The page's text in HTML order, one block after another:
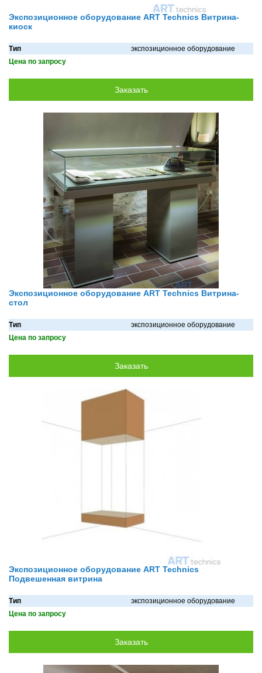
Экспозиционное оборудование ART Technics Витрина-
киоск
Тип
экспозиционное оборудование
Цена по запросу
Экспозиционное оборудование ART Technics Витрина-
стол
Тип
экспозиционное оборудование
Цена по запросу
Экспозиционное оборудование ART Technics
Подвешенная витрина
Тип
экспозиционное оборудование
Цена по запросу